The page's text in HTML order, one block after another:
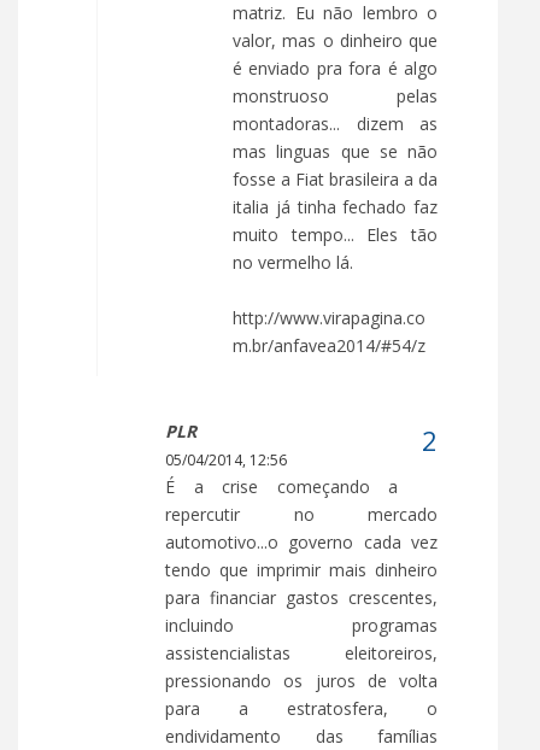
matriz. Eu não lembro o
valor, mas o dinheiro que
é enviado pra fora é algo
monstruoso pelas
montadoras... dizem as
mas linguas que se não
fosse a Fiat brasileira a da
italia já tinha fechado faz
muito tempo... Eles tão
no vermelho lá.
http://www.virapagina.co
m.br/anfavea2014/#54/z
PLR
05/04/2014, 12:56
É a crise começando a
repercutir no mercado
automotivo...o governo cada vez
tendo que imprimir mais dinheiro
para financiar gastos crescentes,
incluindo programas
assistencialistas eleitoreiros,
pressionando os juros de volta
para a estratosfera, o
endividamento das famílias